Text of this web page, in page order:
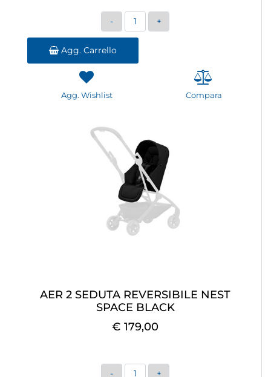
Quantità
Agg. Carrello
Agg. Wishlist Compara
AER 2 SEDUTA REVERSIBILE NEST
SPACE BLACK
€ 179,00
Quantità